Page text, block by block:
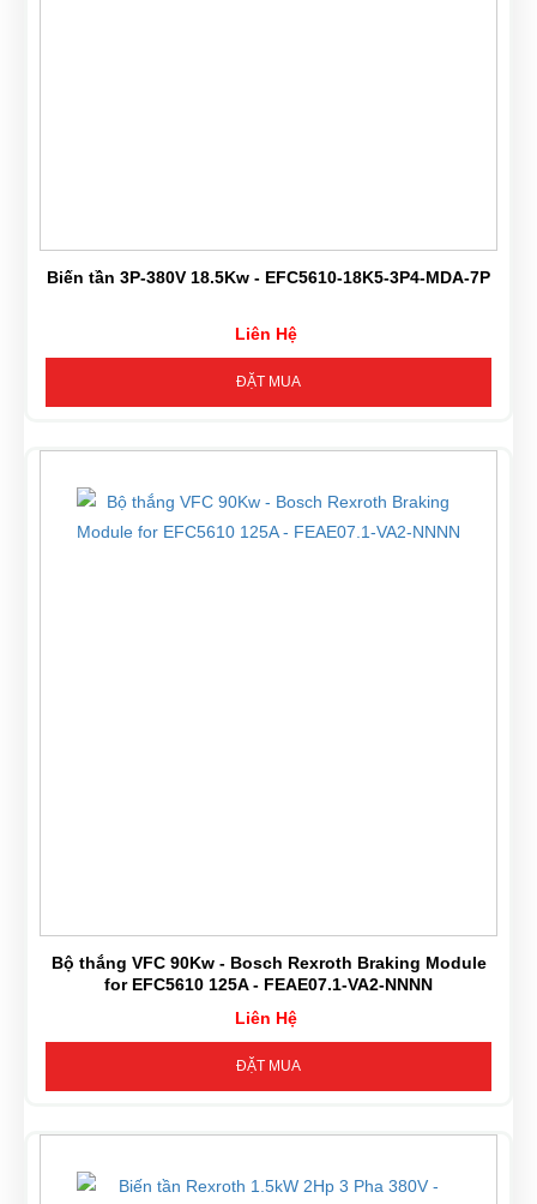
Biến tần 3P-380V 18.5Kw - EFC5610-18K5-3P4-MDA-7P
Liên Hệ
ĐẶT MUA
Bộ thắng VFC 90Kw - Bosch Rexroth Braking Module
for EFC5610 125A - FEAE07.1-VA2-NNNN
Liên Hệ
ĐẶT MUA